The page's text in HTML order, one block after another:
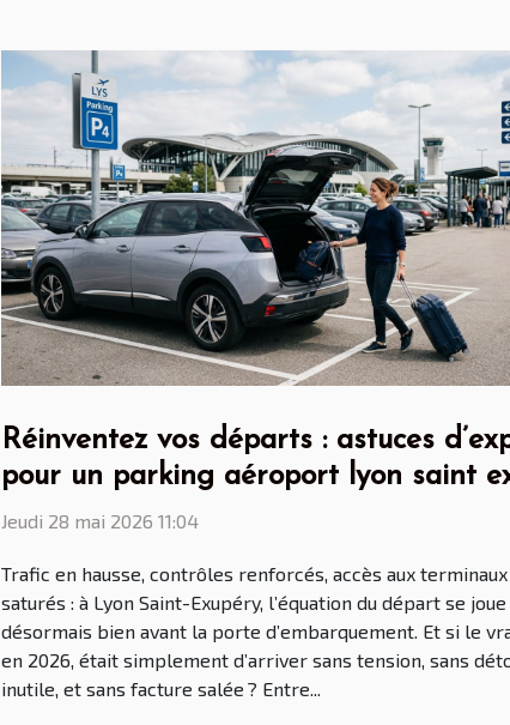
Réinventez vos départs : astuces
pour un parking aéroport lyon saint
stress
Jeudi 28 mai 2026 11:04
Trafic en hausse, contrôles renforcés, accès aux
saturés : à Lyon Saint-Exupéry, l’équation du départ se joue
désormais bien avant la porte d’embarquement. Et si le
en 2026, était simplement d’arriver sans tension, sans
inutile, et sans facture salée ? Entre...